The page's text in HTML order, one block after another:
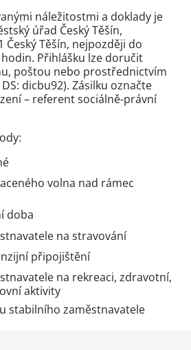
náležitostmi a doklady je
úřad Český Těšín,
Český Těšín, nejpozději do
hodin. Přihlášku lze doručit
poštou nebo prostřednictvím
dicbu92). Zásilku označte
– referent sociálně-právní
volna nad rámec
doba
na stravování
připojištění
na rekreaci, zdravotní,
aktivity
stabilního zaměstnavatele